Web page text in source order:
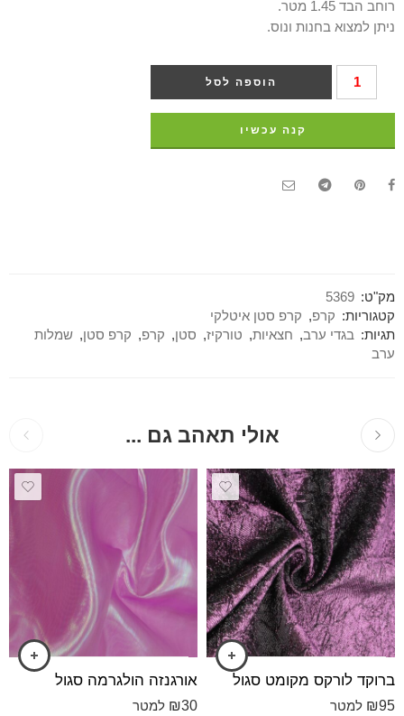
רוחב הבד 1.45 מטר.
ניתן למצוא בחנות ונוס.
הוספה לסל
קנה עכשיו
מק"ט: 5369
קטגוריות: קרפ, קרפ סטן איטלקי
תגיות: בגדי ערב, חצאיות, טורקיז, סטן, קרפ, קרפ סטן, שמלות
ערב
אולי תאהב גם ...
ברוקד לורקס מקומט סגול
₪95 למטר
אורגנזה הולגרמה סגול
₪30 למטר